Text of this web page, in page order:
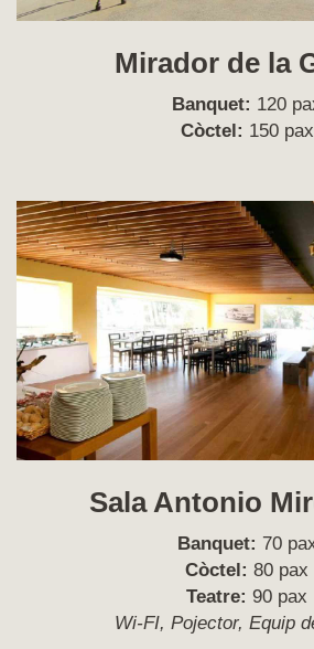
Mirador de la
Banquet: 120
Còctel: 150 pax
Sala Antonio
Banquet: 70
Còctel: 80 pax
Teatre: 90 pax
Wi-FI, Pojector, Equip